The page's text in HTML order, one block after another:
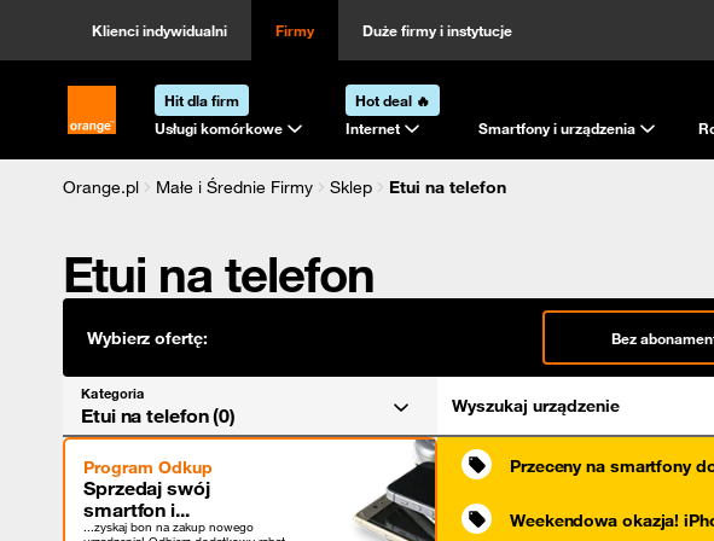
Klienci indywidualni Firmy Duże firmy i instytucje
Strona główna Orange.pl
Hit dla firm
Usługi komórkowe
Hot deal 🔥
Internet
Smartfony i urządzenia
Orange.pl Małe i Średnie Firmy Sklep
Etui na telefon
Etui na telefon
Wybierz ofertę: Bez
Kategoria
Etui na telefon (0) Wyszukaj urządzenie
Program Odkup
Sprzedaj swój
smartfon i...
...zyskaj bon na zakup nowego
Przeceny na smartfony
Weekendowa okazja!